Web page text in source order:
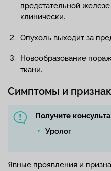
предстательной
клинически.
Опухоль выходит за
Новообразование
ткани.
Симптомы и
Получите
Уролог
Явные проявления и